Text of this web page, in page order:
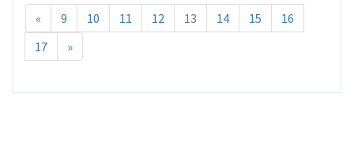
« 9 10 11 12 13 14 15
16
17
»